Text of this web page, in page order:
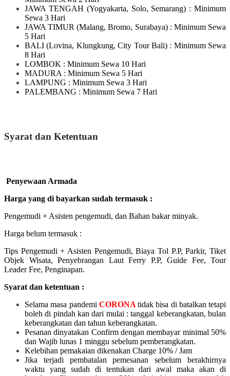
JAWA TENGAH (Yogyakarta, Solo, Semarang) : Minimum
Sewa 3 Hari
JAWA TIMUR(Malang, Bromo, Surabaya) : Minimum Sewa
5 Hari
BALI (Lovina, Klungkung, City Tour Bali) : Minimum Sewa
8 Hari
LOMBOK : Minimum Sewa 10 Hari
MADURA : Minimum Sewa 5 Hari
LAMPUNG : Minimum Sewa 3 Hari
PALEMBANG : Minimum Sewa 7 Hari
Syarat dan Ketentuan
Penyewaan Armada
Harga yang di bayarkan sudah termasuk :
Pengemudi + Asisten pengemudi, dan Bahan bakar minyak.
Harga belum termasuk :
Tips Pengemudi + Asisten Pengemudi, Biaya Tol P.P, Parkir, Tiket
Objek Wisata, Penyebrangan Laut Ferry P.P, Guide Fee, Tour
Leader Fee, Penginapan.
Syarat dan ketentuan :
Selama masa pandemi CORONA tidak bisa di batalkan tetapi
boleh di pindah kan dari mulai :tanggal keberangkatan, bulan
keberangkatan dan tahun keberangkatan.
Pesanan dinyatakan Confirm dengan membayar minimal 50%
dan Wajib lunas 1 minggu sebelum pemberangkatan.
Kelebihan pemakaian dikenakan Charge 10% / Jam
Jika terjadi pembatalan pemesanan sebelum berakhirnya
waktu yang sudah di tentukan dari awal maka akan di